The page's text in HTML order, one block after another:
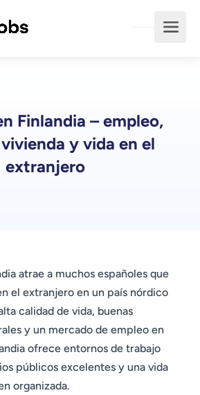
Finlandia – empleo,
y vida en el
extranjero
atrae a muchos españoles que
el extranjero en un país nórdico
calidad de vida, buenas
y un mercado de empleo en
ofrece entornos de trabajo
públicos excelentes y una vida
organizada.